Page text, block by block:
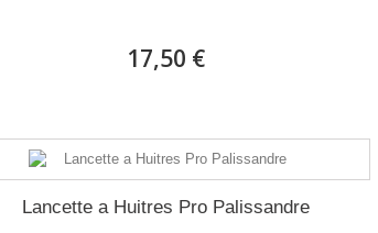
17,50 €
Lancette a Huitres Pro Palissandre